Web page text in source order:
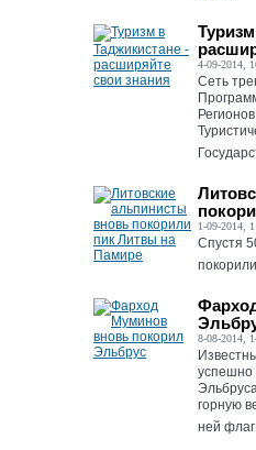
4-09-2014,
Сеть
1-09-2014,
Спустя
8-08-2014,
успешно
горную
ней